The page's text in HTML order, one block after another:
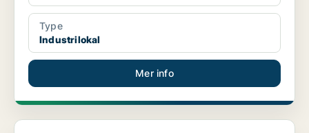
Type
Industrilokal
Mer info
Industrilokal i Alvesta